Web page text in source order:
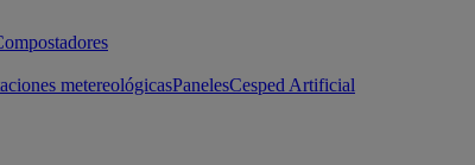
metereológicasPanelesCesped Artificial